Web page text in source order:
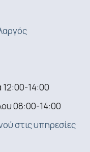
12:00-14:00
08:00-14:00
στις υπηρεσίες